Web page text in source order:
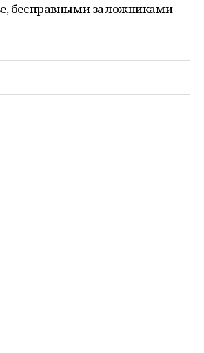
бесправными заложниками